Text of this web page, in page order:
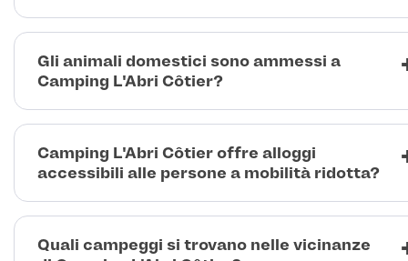
Gli animali domestici sono ammessi a
Camping L'Abri Côtier?
Camping L'Abri Côtier offre alloggi
accessibili alle persone a mobilità ridotta?
Quali campeggi si trovano nelle vicinanze